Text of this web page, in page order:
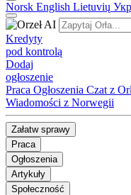
Norsk English Lietuvių
Kredyty
pod kontrolą
Dodaj
ogłoszenie
Praca Ogłoszenia Czat z
Wiadomości z Norwegii
Załatw sprawy
Praca
Ogłoszenia
Artykuły
Społeczność